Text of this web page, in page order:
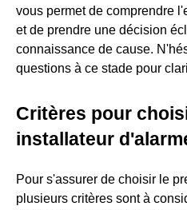
vous permet de comprendre
et de prendre une décision
connaissance de cause.
questions à ce stade pour
Critères pour
installateur
Pour s'assurer de choisir le
plusieurs critères sont à